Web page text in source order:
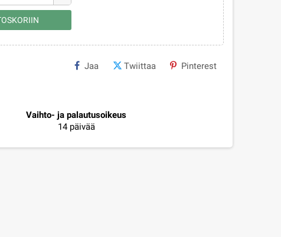
Jaa Twiittaa Pinterest
Vaihto- ja palautusoikeus
14 päivää